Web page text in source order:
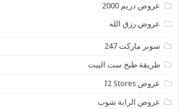
عروض دريم 2000
عروض رزق الله
سوبر ماركت 247
طريقة طبخ ست البيت
عروض I2 Stores
عروض الراية شوب